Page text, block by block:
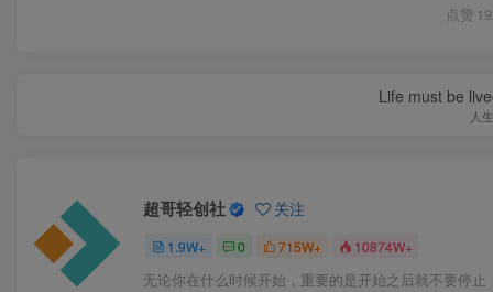
点赞
Life must be
人
超哥轻创社 关注
1.9W+ 0 715W+ 10874W+
无论你在什么时候开始，重要的是开始之后就不要停止